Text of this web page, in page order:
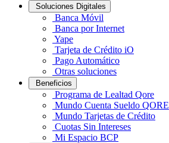
Soluciones Digitales
Banca Móvil
Banca por Internet
Yape
Tarjeta de Crédito iO
Pago Automático
Otras soluciones
Beneficios
Programa de Lealtad Qore
Mundo Cuenta Sueldo QORE
Mundo Tarjetas de Crédito
Cuotas Sin Intereses
Mi Espacio BCP